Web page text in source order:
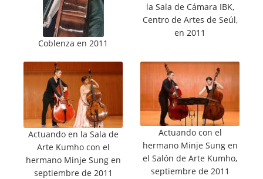
Coblenza en 2011
la Sala de Cámara IBK,
Centro de Artes de Seúl,
en 2011
Actuando en la Sala de
Arte Kumho con el
hermano Minje Sung en
septiembre de 2011
Actuando con el
hermano Minje Sung en
el Salón de Arte Kumho,
septiembre de 2011